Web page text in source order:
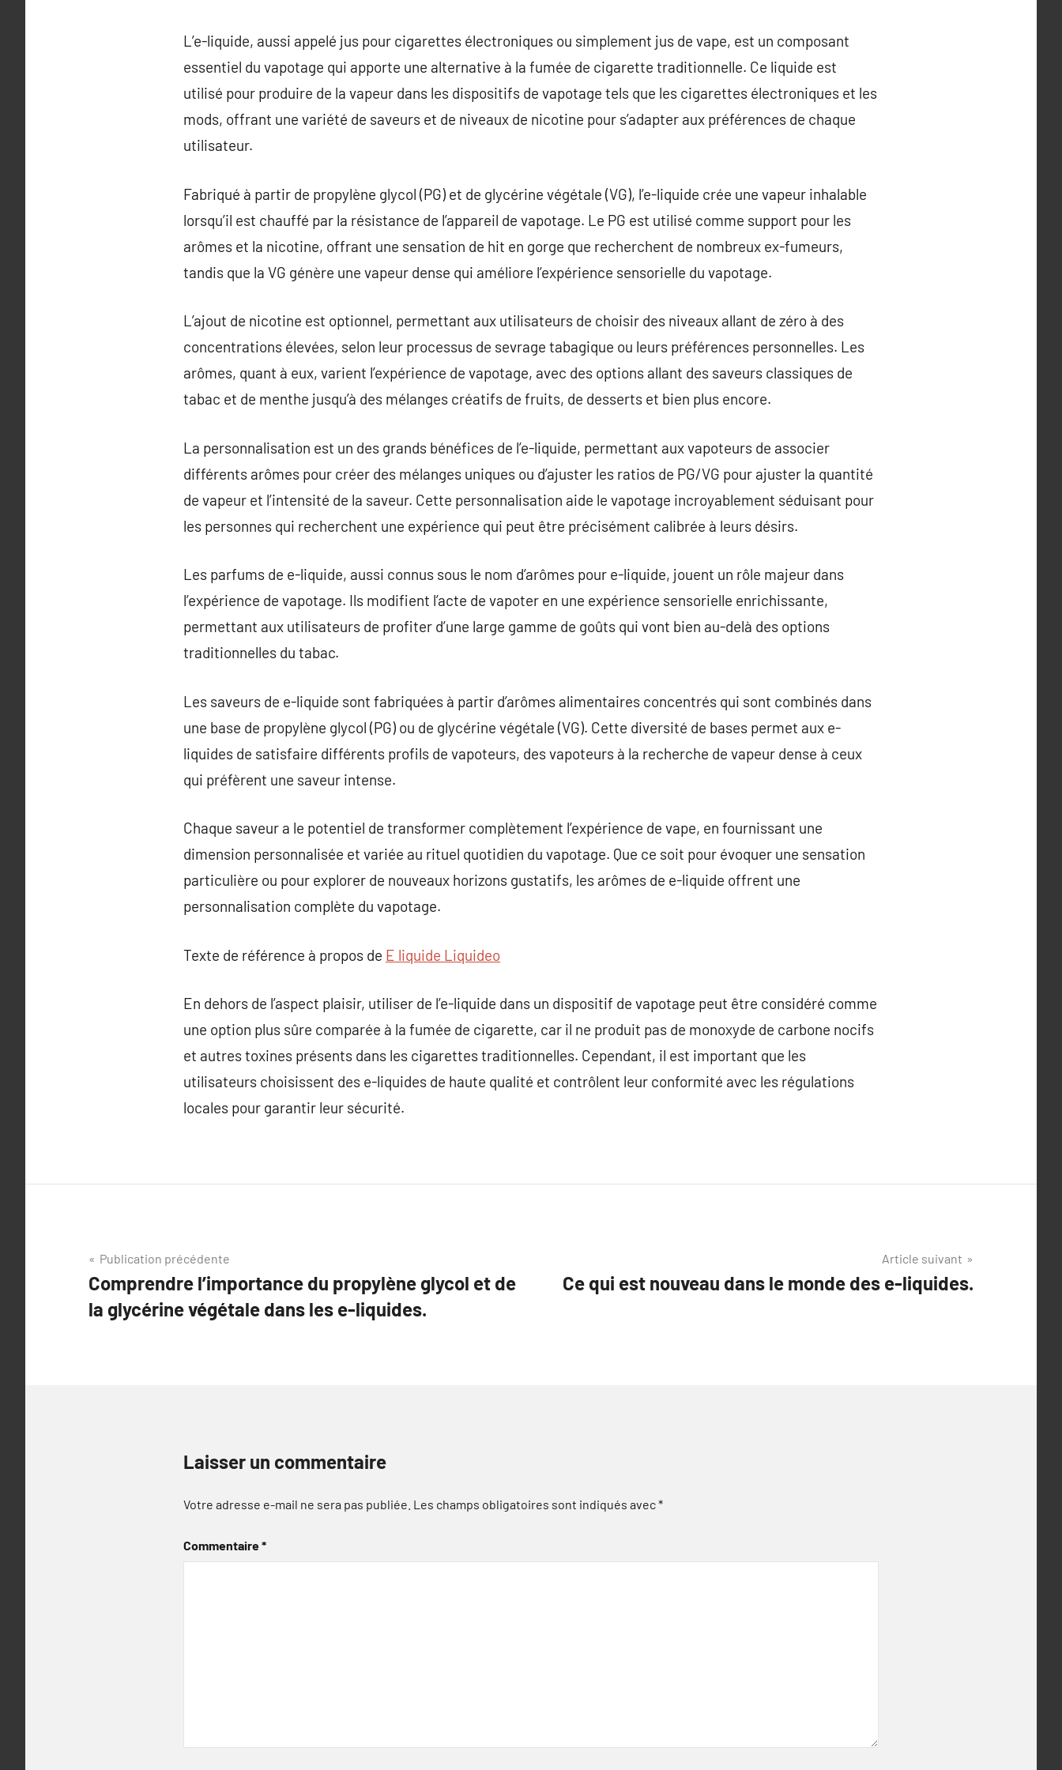
L’e-liquide, aussi appelé jus pour cigarettes électroniques ou simplement jus de vape, est un composant
essentiel du vapotage qui apporte une alternative à la fumée de cigarette traditionnelle. Ce liquide est
utilisé pour produire de la vapeur dans les dispositifs de vapotage tels que les cigarettes électroniques et les
mods, offrant une variété de saveurs et de niveaux de nicotine pour s’adapter aux préférences de chaque
utilisateur.
Fabriqué à partir de propylène glycol (PG) et de glycérine végétale (VG), l’e-liquide crée une vapeur inhalable
lorsqu’il est chauffé par la résistance de l’appareil de vapotage. Le PG est utilisé comme support pour les
arômes et la nicotine, offrant une sensation de hit en gorge que recherchent de nombreux ex-fumeurs,
tandis que la VG génère une vapeur dense qui améliore l’expérience sensorielle du vapotage.
L’ajout de nicotine est optionnel, permettant aux utilisateurs de choisir des niveaux allant de zéro à des
concentrations élevées, selon leur processus de sevrage tabagique ou leurs préférences personnelles. Les
arômes, quant à eux, varient l’expérience de vapotage, avec des options allant des saveurs classiques de
tabac et de menthe jusqu’à des mélanges créatifs de fruits, de desserts et bien plus encore.
La personnalisation est un des grands bénéfices de l’e-liquide, permettant aux vapoteurs de associer
différents arômes pour créer des mélanges uniques ou d’ajuster les ratios de PG/VG pour ajuster la quantité
de vapeur et l’intensité de la saveur. Cette personnalisation aide le vapotage incroyablement séduisant pour
les personnes qui recherchent une expérience qui peut être précisément calibrée à leurs désirs.
Les parfums de e-liquide, aussi connus sous le nom d’arômes pour e-liquide, jouent un rôle majeur dans
l’expérience de vapotage. Ils modifient l’acte de vapoter en une expérience sensorielle enrichissante,
permettant aux utilisateurs de profiter d’une large gamme de goûts qui vont bien au-delà des options
traditionnelles du tabac.
Les saveurs de e-liquide sont fabriquées à partir d’arômes alimentaires concentrés qui sont combinés dans
une base de propylène glycol (PG) ou de glycérine végétale (VG). Cette diversité de bases permet aux e-
liquides de satisfaire différents profils de vapoteurs, des vapoteurs à la recherche de vapeur dense à ceux
qui préfèrent une saveur intense.
Chaque saveur a le potentiel de transformer complètement l’expérience de vape, en fournissant une
dimension personnalisée et variée au rituel quotidien du vapotage. Que ce soit pour évoquer une sensation
particulière ou pour explorer de nouveaux horizons gustatifs, les arômes de e-liquide offrent une
personnalisation complète du vapotage.
Texte de référence à propos de E liquide Liquideo
En dehors de l’aspect plaisir, utiliser de l’e-liquide dans un dispositif de vapotage peut être considéré comme
une option plus sûre comparée à la fumée de cigarette, car il ne produit pas de monoxyde de carbone nocifs
et autres toxines présents dans les cigarettes traditionnelles. Cependant, il est important que les
utilisateurs choisissent des e-liquides de haute qualité et contrôlent leur conformité avec les régulations
locales pour garantir leur sécurité.
Navigation
de
l’article
Publication précédente
Comprendre l’importance du propylène glycol et de
la glycérine végétale dans les e-liquides.
Article suivant
Ce qui est nouveau dans le monde des e-liquides.
Laisser un commentaire
Votre adresse e-mail ne sera pas publiée. Les champs obligatoires sont indiqués avec*
Commentaire*